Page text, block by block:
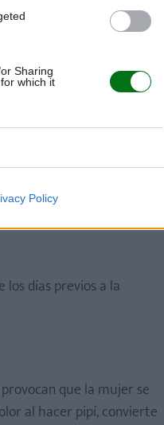
Sharing
which it
Policy
relaciones sexuales. Ello
días previos a la
que la mujer se
al hacer pipí, convierte